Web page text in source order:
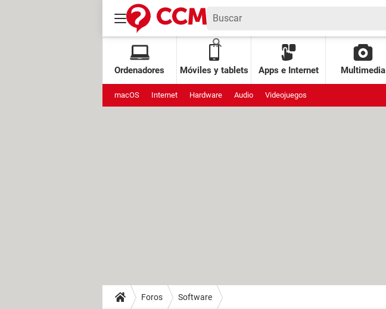
Ordenadores Móviles y tablets Apps e Internet Multimedia
macOS Internet Hardware Audio Videojuegos
Foros Software